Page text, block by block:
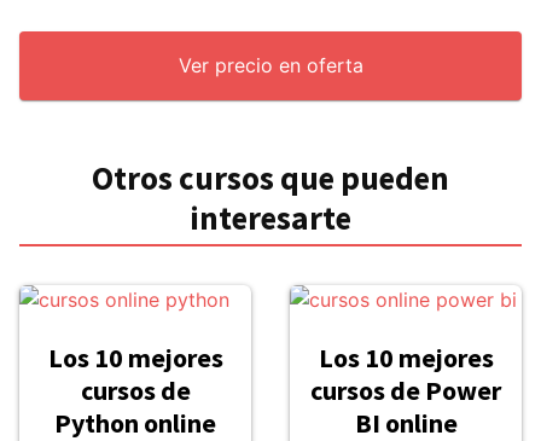
Ver precio en oferta
Otros cursos que pueden
interesarte
Los 10 mejores
cursos de
Python online
Los 10 mejores
cursos de Power
BI online